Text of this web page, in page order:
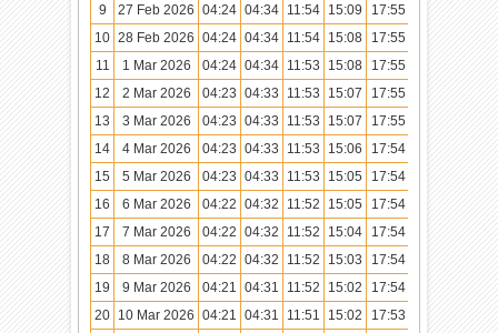
9
27 Feb 2026 04:24 04:34 11:54 15:09 17:55
19:04
10 28 Feb 2026 04:24 04:34 11:54 15:08 17:55
19:03
11
1 Mar 2026 04:24 04:34 11:53 15:08 17:55
19:03
12
2 Mar 2026 04:23 04:33 11:53 15:07 17:55
19:03
13
3 Mar 2026 04:23 04:33 11:53 15:07 17:55
19:03
14
4 Mar 2026 04:23 04:33 11:53 15:06 17:54
19:03
15
5 Mar 2026 04:23 04:33 11:53 15:05 17:54
19:03
16
6 Mar 2026 04:22 04:32 11:52 15:05 17:54
19:02
17
7 Mar 2026 04:22 04:32 11:52 15:04 17:54
19:02
18
8 Mar 2026 04:22 04:32 11:52 15:03 17:54
19:02
19
9 Mar 2026 04:21 04:31 11:52 15:02 17:54
19:02
20 10 Mar 2026 04:21 04:31 11:51 15:02 17:53
19:02